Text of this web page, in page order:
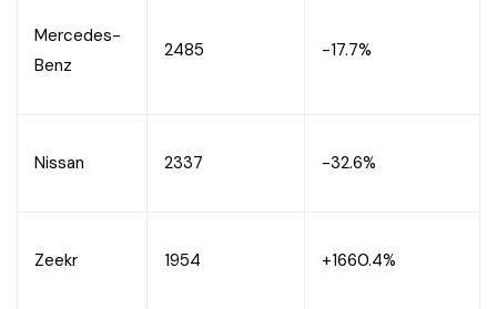
Mercedes-
Benz
2485 -17.7%
Nissan 2337 -32.6%
Zeekr 1954 +1660.4%